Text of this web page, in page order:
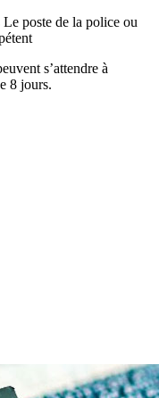
Le poste de la police ou
s’attendre à
8 jours.